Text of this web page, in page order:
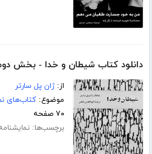
دانلود کتاب شیطان و خدا - بخش
از:ژان پل سارتر
موضوع:کتاب‌های
۷۰ صفحه
برچسب‌ها: